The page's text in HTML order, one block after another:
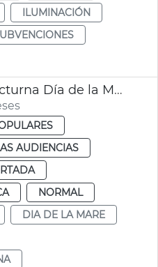
ILUMINACIÓN
Sorteo mascletà nocturna Día de la Madre València
AUDIENCIAS
NORMAL
DIA DE LA MARE